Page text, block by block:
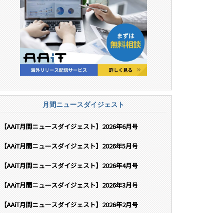
月間ニュースダイジェスト
【AAiT月間ニュースダイジェスト】2026年6月号
【AAiT月間ニュースダイジェスト】2026年5月号
【AAiT月間ニュースダイジェスト】2026年4月号
【AAiT月間ニュースダイジェスト】2026年3月号
【AAiT月間ニュースダイジェスト】2026年2月号